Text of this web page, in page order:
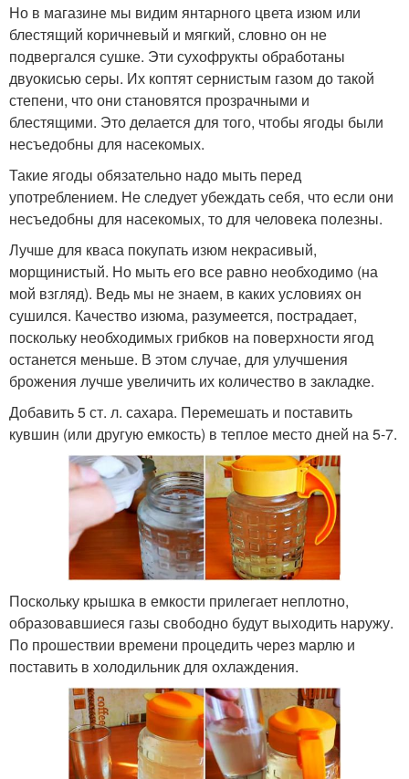
Но в магазине мы видим янтарного цвета изюм или
блестящий коричневый и мягкий, словно он не
подвергался сушке. Эти сухофрукты обработаны
двуокисью серы. Их коптят сернистым газом до такой
степени, что они становятся прозрачными и
блестящими. Это делается для того, чтобы ягоды были
несъедобны для насекомых.
Такие ягоды обязательно надо мыть перед
употреблением. Не следует убеждать себя, что если они
несъедобны для насекомых, то для человека полезны.
Лучше для кваса покупать изюм некрасивый,
морщинистый. Но мыть его все равно необходимо (на
мой взгляд). Ведь мы не знаем, в каких условиях он
сушился. Качество изюма, разумеется, пострадает,
поскольку необходимых грибков на поверхности ягод
останется меньше. В этом случае, для улучшения
брожения лучше увеличить их количество в закладке.
Добавить 5 ст. л. сахара. Перемешать и поставить
кувшин (или другую емкость) в теплое место дней на 5-7.
Поскольку крышка в емкости прилегает неплотно,
образовавшиеся газы свободно будут выходить наружу.
По прошествии времени процедить через марлю и
поставить в холодильник для охлаждения.